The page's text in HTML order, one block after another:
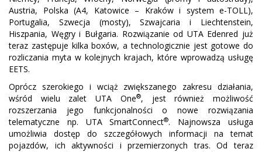
Austria, Polska (A4, Katowice – Kraków i system e-TOLL),
Portugalia, Szwecja (mosty), Szwajcaria i Liechtenstein,
Hiszpania, Węgry i Bułgaria. Rozwiązanie od UTA Edenred już
teraz zastępuje kilka boxów, a technologicznie jest gotowe do
rozliczania myta w kolejnych krajach, które wprowadzą usługę
EETS.
Oprócz szerokiego i wciąż zwiększanego zakresu działania,
wśród wielu zalet UTA One®, jest również możliwość
rozszerzania jego funkcjonalności o nowe rozwiązania
telematyczne np. UTA SmartConnect®. Najnowsza usługa
umożliwia dostęp do szczegółowych informacji na temat
pojazdów, ich aktywności i przemierzonych tras. Od teraz